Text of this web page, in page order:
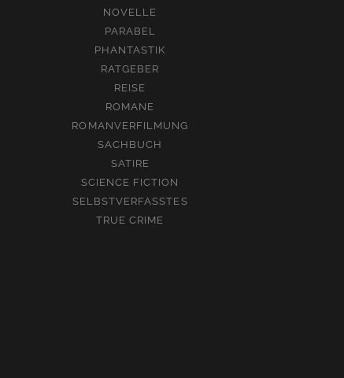
NOVELLE
PARABEL
PHANTASTIK
RATGEBER
REISE
ROMANE
ROMANVERFILMUNG
SACHBUCH
SATIRE
SCIENCE FICTION
SELBSTVERFASSTES
TRUE CRIME